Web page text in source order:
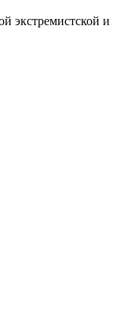
экстремистской и